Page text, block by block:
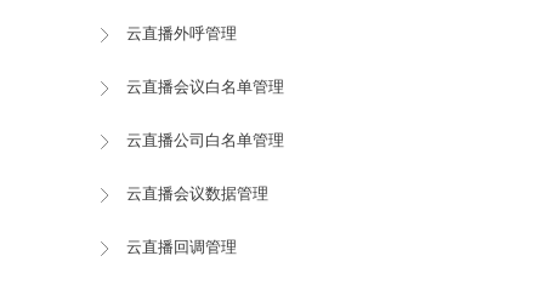
云直播外呼管理
云直播会议白名单管理
云直播公司白名单管理
云直播会议数据管理
云直播回调管理